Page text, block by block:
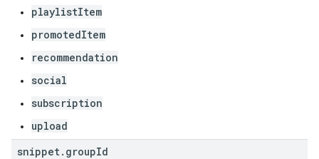
playlistItem
promotedItem
recommendation
social
subscription
upload
snippet. groupId